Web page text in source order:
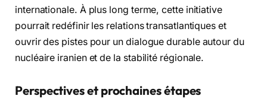
internationale. À plus long terme, cette initiative
pourrait redéfinir les relations transatlantiques et
ouvrir des pistes pour un dialogue durable autour du
nucléaire iranien et de la stabilité régionale.
Perspectives et prochaines étapes